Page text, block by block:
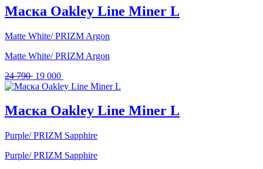
Маска Oakley Line Miner L
Matte White/ PRIZM Argon
Matte White/ PRIZM Argon
24 790 Первоначальная
цена
24
790 .
19 000
цена:
000 .
Маска Oakley Line Miner L
Purple/ PRIZM Sapphire
Purple/ PRIZM Sapphire